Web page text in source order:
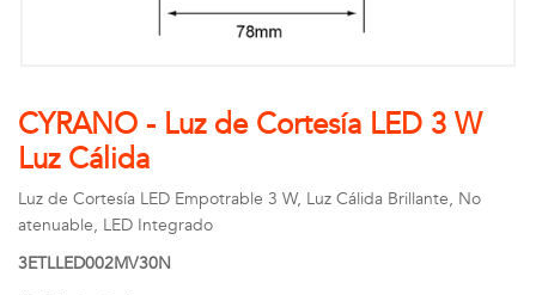
CYRANO - Luz de Cortesía LED 3 W
Luz Cálida
Luz de Cortesía LED Empotrable 3 W, Luz Cálida Brillante, No
atenuable, LED Integrado
3ETLLED002MV30N